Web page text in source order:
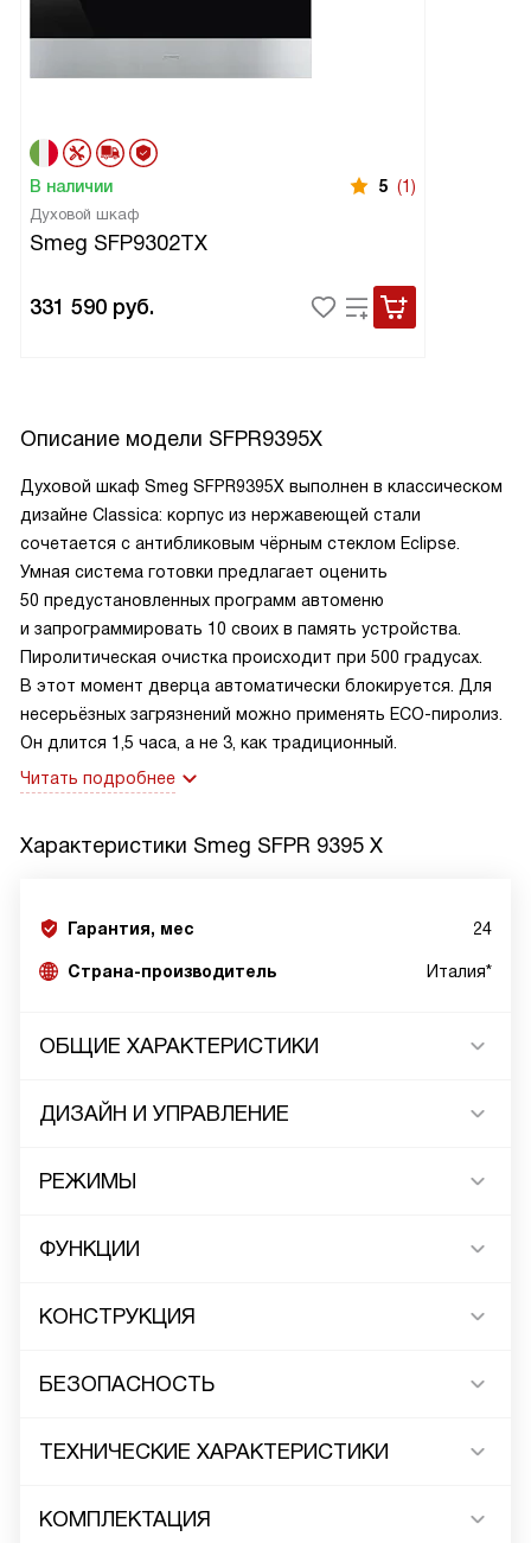
В наличии 5 (1)
Духовой шкаф
Smeg SFP9302TX
331 590 руб.
Описание модели SFPR9395X
Духовой шкаф Smeg SFPR9395X выполнен в классическом
дизайне Classica: корпус из нержавеющей стали
сочетается с антибликовым чёрным стеклом Eclipse.
Умная система готовки предлагает оценить
50 предустановленных программ автоменю
и запрограммировать 10 своих в память устройства.
Пиролитическая очистка происходит при 500 градусах.
В этот момент дверца автоматически блокируется. Для
несерьёзных загрязнений можно применять ECO-пиролиз.
Он длится 1,5 часа, а не 3, как традиционный.
Читать подробнее
Характеристики Smeg SFPR 9395 X
Гарантия, мес 24
Страна-производитель Италия*
ОБЩИЕ ХАРАКТЕРИСТИКИ
ДИЗАЙН И УПРАВЛЕНИЕ
РЕЖИМЫ
ФУНКЦИИ
КОНСТРУКЦИЯ
БЕЗОПАСНОСТЬ
ТЕХНИЧЕСКИЕ ХАРАКТЕРИСТИКИ
КОМПЛЕКТАЦИЯ